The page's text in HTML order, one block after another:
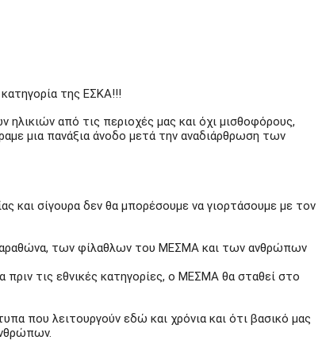
της ΕΣΚΑ!!!
από τις περιοχές μας και όχι μισθοφόρους,
μια πανάξια άνοδο μετά την αναδιάρθρωση των
και σίγουρα δεν θα μπορέσουμε να γιορτάσουμε με τον
των φίλαθλων του ΜΕΣΜΑ και των ανθρώπων
τις εθνικές κατηγορίες, ο ΜΕΣΜΑ θα σταθεί στο
που λειτουργούν εδώ και χρόνια και ότι βασικό μας